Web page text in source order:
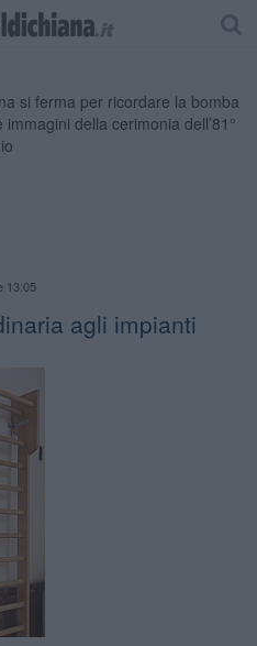
13:05
agli impianti